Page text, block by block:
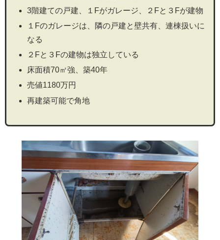
3階建ての戸建、１Fがガレージ、２Fと３Fが建物
１Fのガレージは、隣の戸建と壁共有、連棟扱いに
なる
２Fと３Fの建物は独立している
床面積70㎡強、築40年
売値1180万円
再建築可能で角地